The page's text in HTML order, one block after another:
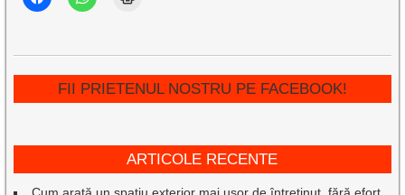
FII PRIETENUL NOSTRU PE FACEBOOK!
ARTICOLE RECENTE